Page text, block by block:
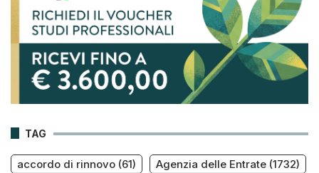
TAG
accordo di rinnovo (61) Agenzia delle Entrate (1732)